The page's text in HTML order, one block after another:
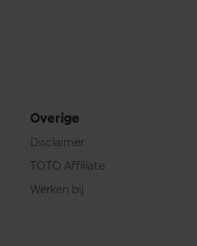
Overige
Disclaimer
TOTO Affiliate
Werken bij